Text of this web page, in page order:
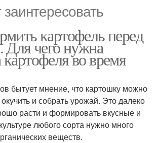
картофель перед
Для чего нужна
во время
бытует мнение, что картошку можно
и собрать урожай. Это далеко
расти и формировать вкусные и
любого сорта нужно много
веществ.